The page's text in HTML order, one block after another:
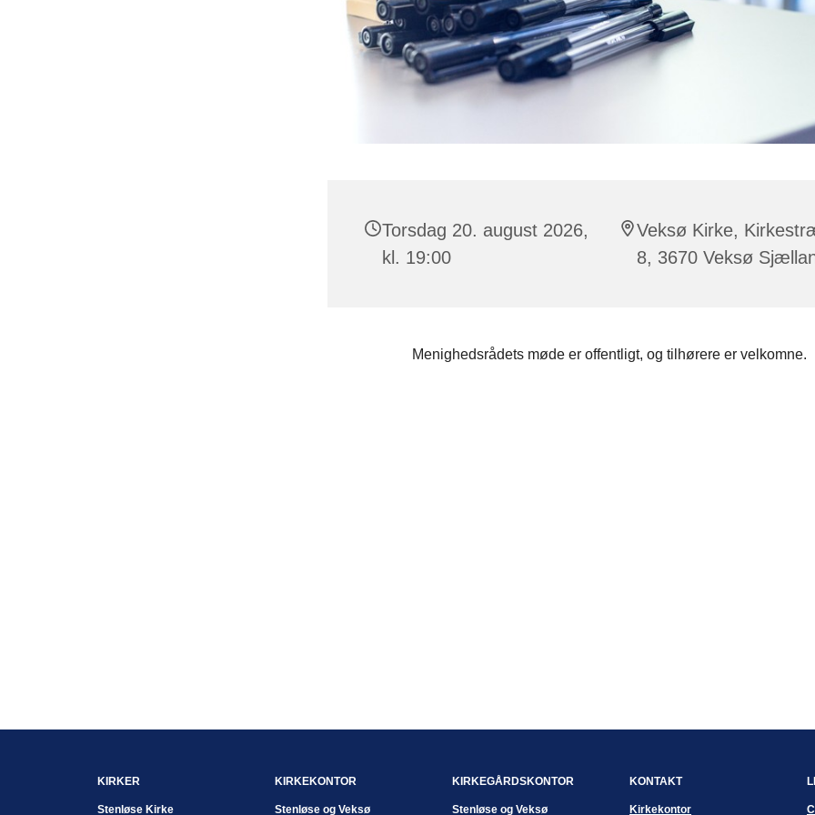
Torsdag 20. august 2026,
kl. 19:00
Veksø Kirke,
8, 3670 Veksø
Menighedsrådets møde er offentligt, og tilhørere er velkomne.
KIRKER
Stenløse Kirke
KIRKEKONTOR
Stenløse og Veksø
KIRKEGÅRDSKONTOR
Stenløse og Veksø
KONTAKT
Kirkekontor